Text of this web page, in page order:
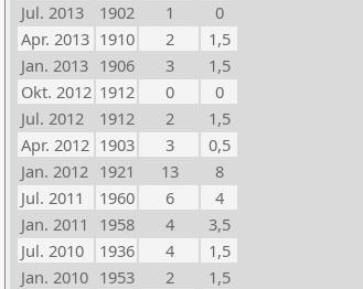
Jul. 2013
1902 1
0
Apr. 2013 1910 2
1,5
Jan. 2013 1906 3
1,5
Okt. 2012 1912 0
0
Jul. 2012
1912 2
1,5
Apr. 2012 1903 3
0,5
Jan. 2012 1921 13
8
Jul. 2011
1960 6
4
Jan. 2011
1958 4
3,5
Jul. 2010
1936 4
1,5
Jan. 2010 1953 2
1,5